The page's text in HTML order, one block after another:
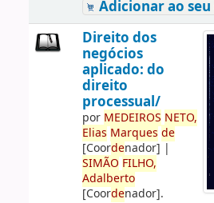
Adicionar ao
Direito dos
negócios
aplicado: do
direito
processual/
por MEDEIROS NETO,
Elias Marques de
[Coordenador] |
SIMÃO FILHO,
Adalberto
[Coordenador].